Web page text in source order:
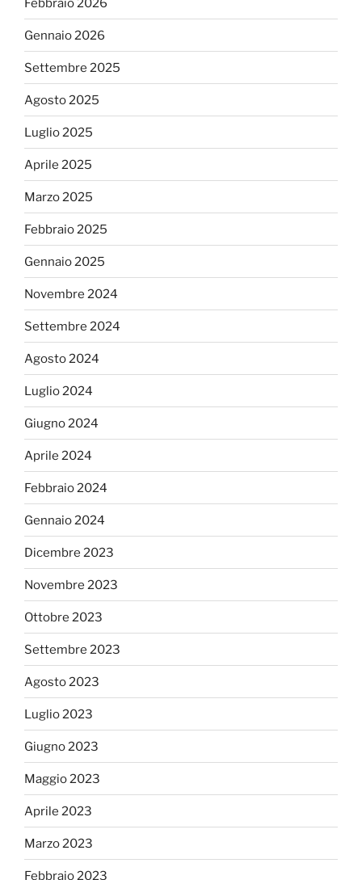
Febbraio 2026
Gennaio 2026
Settembre 2025
Agosto 2025
Luglio 2025
Aprile 2025
Marzo 2025
Febbraio 2025
Gennaio 2025
Novembre 2024
Settembre 2024
Agosto 2024
Luglio 2024
Giugno 2024
Aprile 2024
Febbraio 2024
Gennaio 2024
Dicembre 2023
Novembre 2023
Ottobre 2023
Settembre 2023
Agosto 2023
Luglio 2023
Giugno 2023
Maggio 2023
Aprile 2023
Marzo 2023
Febbraio 2023